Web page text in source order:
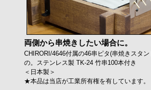
両側から串焼きしたい場合に。
CHIRORI/4646付属の46串ピタ(串焼きスタン
の。ステンレス製 TK-24 竹串100本付き
＜日本製＞
★本品は当店が工業所有権を有しています。